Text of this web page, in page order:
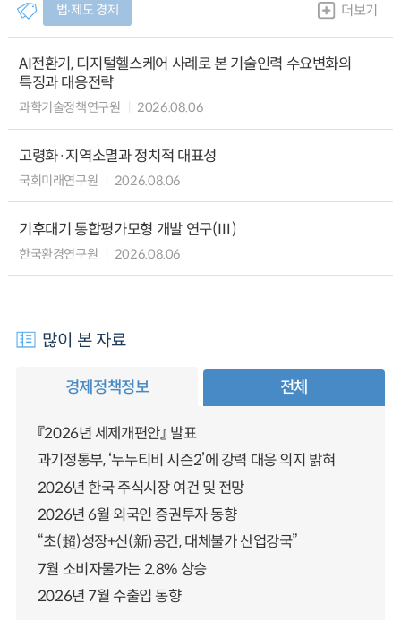
법∙제도 경제 더보기
AI전환기, 디지털헬스케어 사례로 본 기술인력 수요변화의
특징과 대응전략
과학기술정책연구원 2026.08.06
고령화·지역소멸과 정치적 대표성
국회미래연구원 2026.08.06
기후대기 통합평가모형 개발 연구(Ⅲ)
한국환경연구원 2026.08.06
많이 본 자료
경제정책정보 전체
『2026년 세제개편안』 발표
과기정통부, ‘누누티비 시즌2’에 강력 대응 의지 밝혀
2026년 한국 주식시장 여건 및 전망
2026년 6월 외국인 증권투자 동향
“초(超)성장+신(新)공간, 대체불가 산업강국”
7월 소비자물가는 2.8% 상승
2026년 7월 수출입 동향